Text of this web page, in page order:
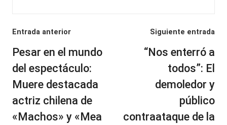
Navegación
de
entradas
Entrada anterior
Pesar en el mundo
del espectáculo:
Muere destacada
actriz chilena de
«Machos» y «Mea
Siguiente entrada
“Nos enterró a
todos”: El
demoledor y
público
contraataque de la